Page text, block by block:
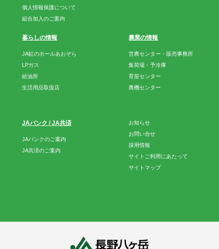
個人情報保護について
組合加入のご案内
暮らしの情報
JA虹のホールあおぞら
LPガス
給油所
生活用品取扱店
農業の情報
営農センター・販売事務所
集荷場・予冷庫
育苗センター
農機センター
JAバンク / JA共済
JAバンクのご案内
JA共済のご案内
お知らせ
お問い合せ
採用情報
サイトご利用にあたって
サイトマップ